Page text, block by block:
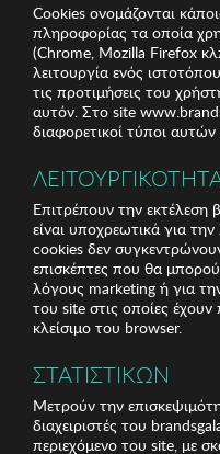
Cookies ονομάζονται
πληροφορίας τα οποία
(Chrome, Mozilla Firefox
λειτουργία ενός
τις προτιμήσεις του
αυτόν. Στο site
διαφορετικοί τύποι
Επιτρέπουν την εκτέλεση
είναι υποχρεωτικά για
cookies δεν
επισκέπτες που θα
λόγους marketing ή για
του site στις οποίες
κλείσιμο του browser.
ΣΤΑΤΙΣΤΙΚΩΝ
Μετρούν την
διαχειριστές του
περιεχόμενο του site, με